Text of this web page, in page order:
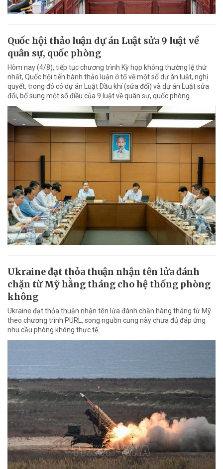
Quốc hội thảo luận dự án Luật sửa 9 luật về
quân sự, quốc phòng
Hôm nay (4/8), tiếp tục chương trình Kỳ họp không thường lệ thứ
nhất, Quốc hội tiến hành thảo luận ở tổ về một số dự án luật, nghị
quyết, trong đó có dự án Luật Dầu khí (sửa đổi) và dự án Luật sửa
đổi, bổ sung một số điều của 9 luật về quân sự, quốc phòng.
Ukraine đạt thỏa thuận nhận tên lửa đánh
chặn từ Mỹ hằng tháng cho hệ thống phòng
không
Ukraine đạt thỏa thuận nhận tên lửa đánh chặn hàng tháng từ Mỹ
theo chương trình PURL, song nguồn cung này chưa đủ đáp ứng
nhu cầu phòng không thực tế.